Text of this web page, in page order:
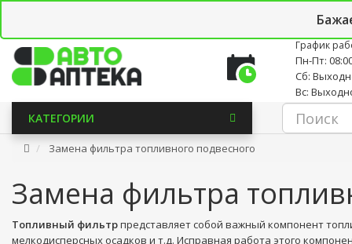
График
Пн-Пт:
Сб:
Вс:
КАТЕГОРИИ
Замена фильтра топливного подвесного
Замена фильтра
Топливный фильтрпредставляет собой важный компонент
мелкодисперсных осадков и т.д. Исправная работа этого